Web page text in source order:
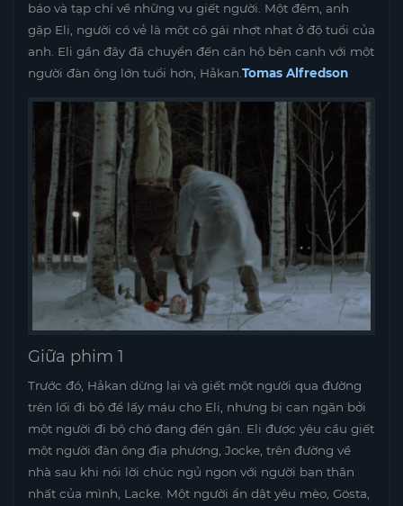
báo và tạp chí về những vụ giết người. Một đêm, anh
gặp Eli, người có vẻ là một cô gái nhợt nhạt ở độ tuổi của
anh. Eli gần đây đã chuyển đến căn hộ bên cạnh với một
người đàn ông lớn tuổi hơn, Håkan.Tomas Alfredson
Giữa phim 1
Trước đó, Håkan dừng lại và giết một người qua đường
trên lối đi bộ để lấy máu cho Eli, nhưng bị can ngăn bởi
một người đi bộ chó đang đến gần. Eli được yêu cầu giết
một người đàn ông địa phương, Jocke, trên đường về
nhà sau khi nói lời chúc ngủ ngon với người bạn thân
nhất của mình, Lacke. Một người ẩn dật yêu mèo, Gösta,